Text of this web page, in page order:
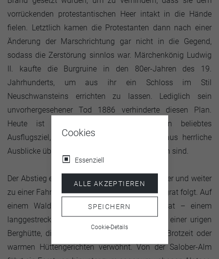
vorrückenden protestantischen Heer intakt in die Hände
fielen. Letztlich kamen die Protestanten dann nach einer
Änderung der Marschrichtung gar nicht in die Gegend,
sodass die Zerstörung sinnlos war. Märchenkönig Ludwig
II. kaufte die Burgruine in den 80er-Jahren des 19.
Jahrhunderts, um aus ihr ein Schloss im Stil
Neuschwansteins errichten zu lassen. Lediglich sein
unvorhergesehener Tod 1886 verhinderte diesen Plan.
Heute ist die Burgruine Falkenstein ein beliebtes
Ausflugsziel, vor allem auch weil von ihr aus herrliche
Ausblicke über das weite Voralpenland möglich sind.
Der Abstieg erfolgt bis zur Mariengrotte hinunter und weiter
zu einer Fahrstraße, der man in Richtung Zirmgrat folgt. Auf
einem Waldpfad geht es über den Zirmgrat – einem
langgestreckten Höhenzug - zur Salober-Alm, einer urigen
Berghütte, die ihre Gäste mit einer leckeren Brotzeit oder
warmen Hüttengerichten verwöhnt. Von der Salober-Alm
Cookies
Essenziell
ALLE AKZEPTIEREN
SPEICHERN
Cookie-Details